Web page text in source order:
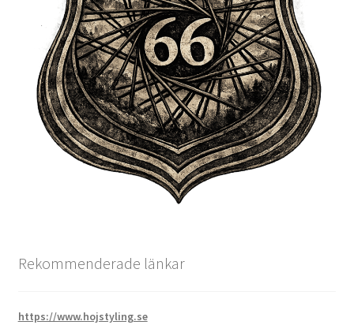
Rekommenderade länkar
https://www.hojstyling.se